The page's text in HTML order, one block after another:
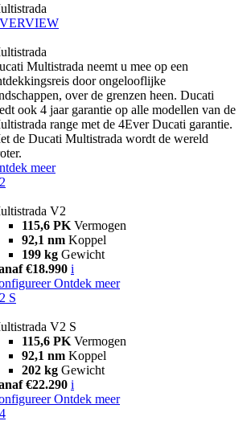
Multistrada neemt u mee op een
door ongelooflijke
over de grenzen heen. Ducati
ook 4 jaar garantie op alle modellen van de
range met de 4Ever Ducati garantie.
de Ducati Multistrada wordt de wereld
meer
V2
115,6 PK Vermogen
92,1 nm Koppel
199 kg Gewicht
€18.990 i
Ontdek meer
S
V2 S
115,6 PK Vermogen
92,1 nm Koppel
202 kg Gewicht
€22.290 i
Ontdek meer